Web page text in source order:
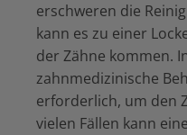
erschweren die
kann es zu einer
der Zähne kommen.
zahnmedizinische
erforderlich, um den
vielen Fällen kann